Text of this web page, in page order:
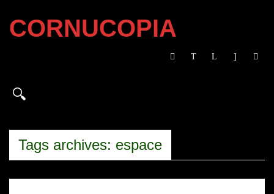
CORNUCOPIA
Tags archives: espace